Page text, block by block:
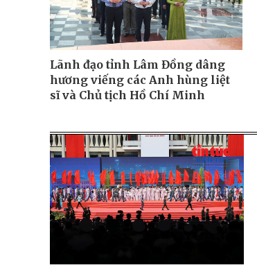
Lãnh đạo tỉnh Lâm Đồng dâng
hương viếng các Anh hùng liệt
sĩ và Chủ tịch Hồ Chí Minh